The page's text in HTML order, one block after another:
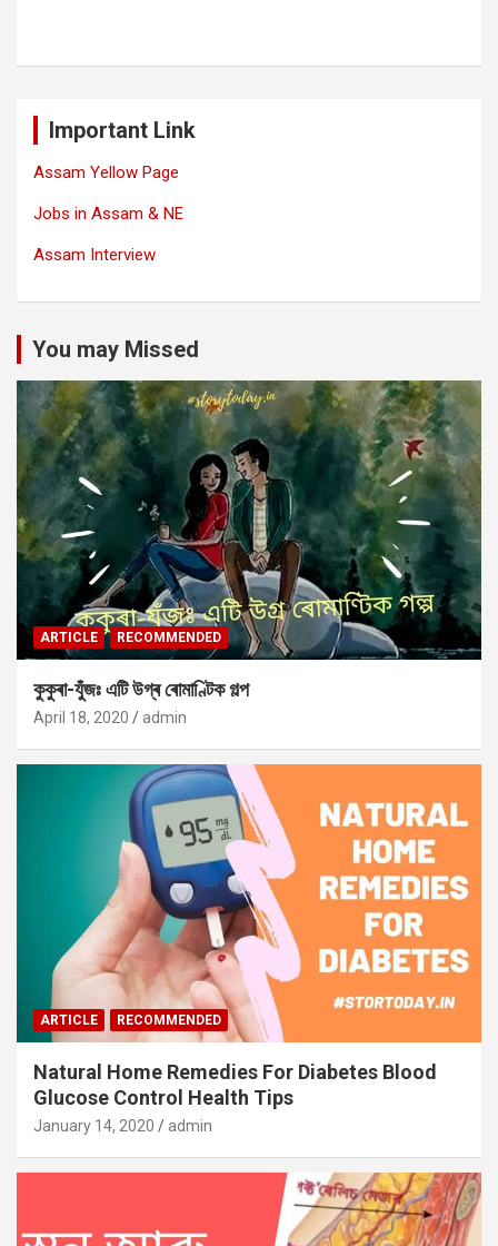
Important Link
Assam Yellow Page
Jobs in Assam & NE
Assam Interview
You may Missed
ARTICLE RECOMMENDED
কুকুৰা-যুঁজঃ এটি উগ্ৰ ৰোমাণ্টিক গল্প
April 18, 2020 admin
ARTICLE RECOMMENDED
Natural Home Remedies For Diabetes Blood
Glucose Control Health Tips
January 14, 2020 admin